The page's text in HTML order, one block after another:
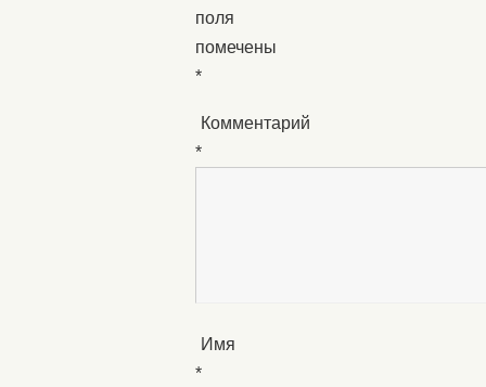
поля
помечены
*
Комментарий
*
Имя
*